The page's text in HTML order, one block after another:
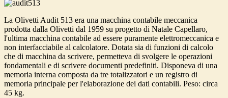
La Olivetti Audit 513 era una macchina contabile meccanica
prodotta dalla Olivetti dal 1959 su progetto di Natale Capellaro,
l'ultima macchina contabile ad essere puramente elettromeccanica e
non interfacciabile al calcolatore. Dotata sia di funzioni di calcolo
che di macchina da scrivere, permetteva di svolgere le operazioni
fondamentali e di scrivere documenti predefiniti. Disponeva di una
memoria interna composta da tre totalizzatori e un registro di
memoria principale per l'elaborazione dei dati contabili. Peso: circa
45 kg.